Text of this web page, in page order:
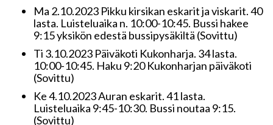
Ma 2.10.2023 Pikku kirsikan eskarit ja viskarit. 40
lasta. Luisteluaika n. 10:00-10:45. Bussi hakee
9:15 yksikön edestä bussipysäkiltä (Sovittu)
Ti 3.10.2023 Päiväkoti Kukonharja. 34 lasta.
10:00-10:45. Haku 9:20 Kukonharjan päiväkoti
(Sovittu)
Ke 4.10.2023 Auran eskarit. 41 lasta.
Luisteluaika 9:45-10:30. Bussi noutaa 9:15.
(Sovittu)